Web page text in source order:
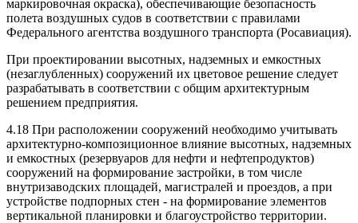
маркировочная окраска), обеспечивающие безопасность
полета воздушных судов в соответствии с правилами
Федерального агентства воздушного транспорта (Росавиация).
При проектировании высотных, надземных и емкостных
(незаглубленных) сооружений их цветовое решение следует
разрабатывать в соответствии с общим архитектурным
решением предприятия.
4.18 При расположении сооружений необходимо учитывать
архитектурно-композиционное влияние высотных, надземных
и емкостных (резервуаров для нефти и нефтепродуктов)
сооружений на формирование застройки, в том числе
внутризаводских площадей, магистралей и проездов, а при
устройстве подпорных стен - на формирование элементов
вертикальной планировки и благоустройство территории.